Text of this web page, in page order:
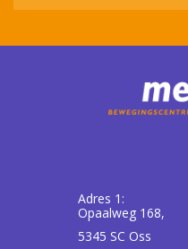
Adres 1:
Opaalweg 168,
5345 SC Oss